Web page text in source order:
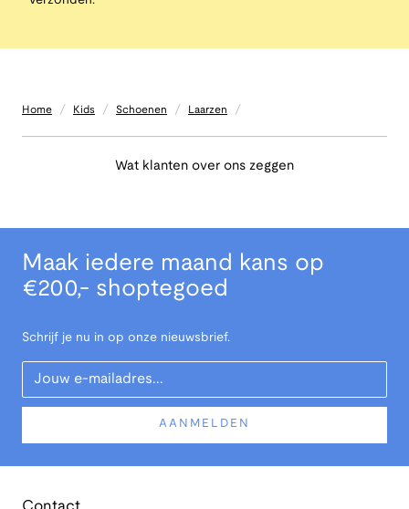
Home / Kids / Schoenen / Laarzen /
Wat klanten over ons zeggen
Maak iedere maand kans op
€200,- shoptegoed
Schrijf je nu in op onze nieuwsbrief.
Your Email
AANMELDEN